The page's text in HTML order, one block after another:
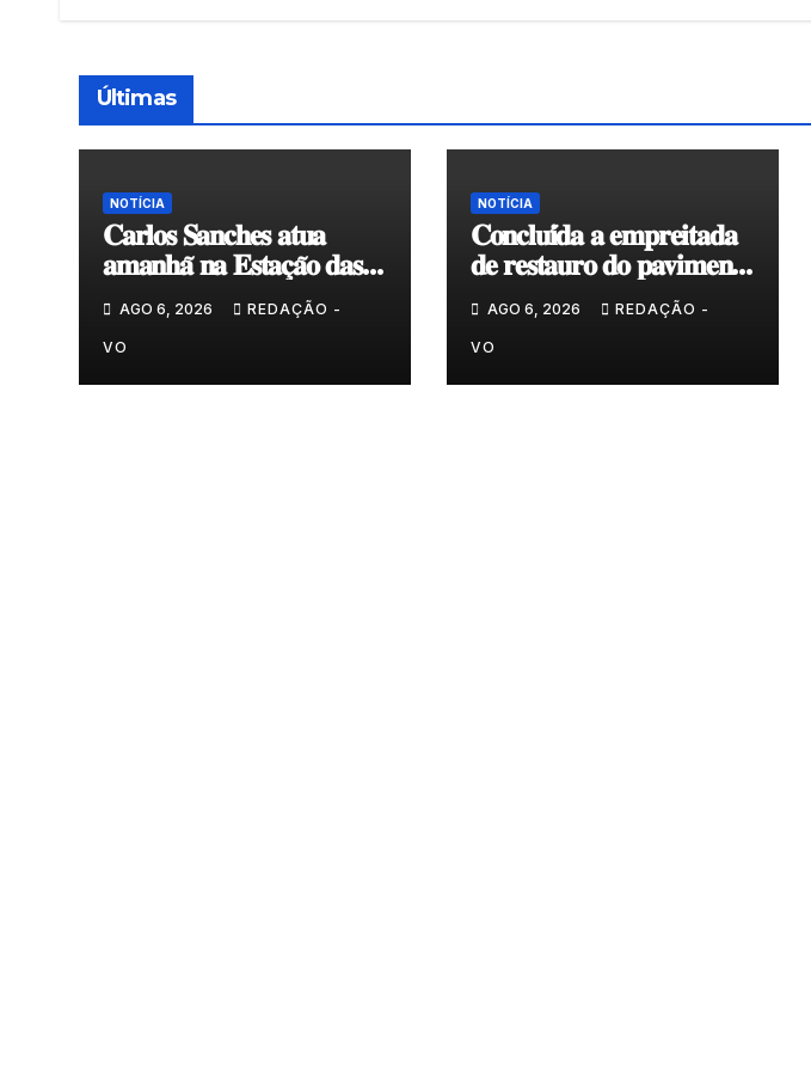
Últimas
NOTÍCIA
𝐂𝐚𝐫𝐥𝐨𝐬 𝐒𝐚𝐧𝐜𝐡𝐞𝐬 𝐚𝐭𝐮𝐚
𝐚𝐦𝐚𝐧𝐡𝐚̃ 𝐧𝐚 𝐄𝐬𝐭𝐚𝐜̧𝐚̃𝐨 𝐝𝐚𝐬
AGO 6, 2026 REDAÇÃO -
VO
NOTÍCIA
𝐂𝐨𝐧𝐜𝐥𝐮𝐢́𝐝𝐚 𝐚 𝐞𝐦𝐩𝐫𝐞𝐢𝐭𝐚𝐝𝐚
𝐝𝐞 𝐫𝐞𝐬𝐭𝐚𝐮𝐫𝐨 𝐝𝐨 𝐩𝐚𝐯𝐢𝐦𝐞𝐧𝐭𝐨
𝐞𝐧𝐯𝐨𝐥𝐯𝐞𝐧𝐭𝐞 𝐚̀ 𝐂𝐚𝐩𝐞𝐥𝐚 𝐝𝐞
𝐂𝐨𝐯𝐚𝐬
AGO 6, 2026 REDAÇÃO -
VO